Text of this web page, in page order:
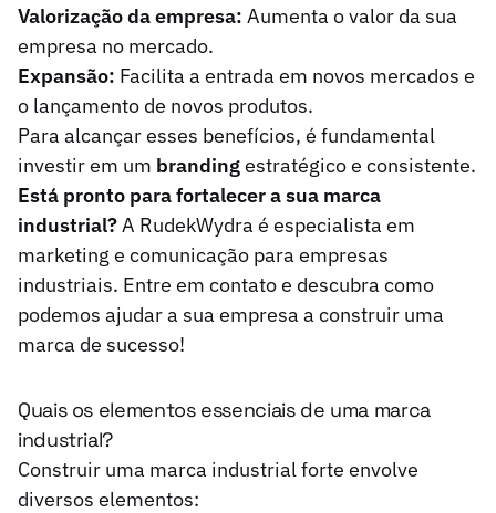
Valorização da empresa: Aumenta o valor da sua
empresa no mercado.
Expansão: Facilita a entrada em novos mercados e
o lançamento de novos produtos.
Para alcançar esses benefícios, é fundamental
investir em um brandingestratégico e consistente.
Está pronto para fortalecer a sua marca
industrial?A RudekWydra é especialista em
marketing e comunicação para empresas
industriais. Entre em contato e descubra como
podemos ajudar a sua empresa a construir uma
marca de sucesso!
Quais os elementos essenciais de uma marca
industrial?
Construir uma marca industrial forte envolve
diversos elementos: